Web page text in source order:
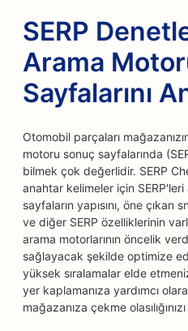
SERP
Arama
Sayfalarını
Otomobil parçaları
motoru sonuç sayfalarında
bilmek çok değerlidir. SERP
anahtar kelimeler için
sayfaların yapısını, öne
ve diğer SERP özelliklerinin
arama motorlarının öncelik
sağlayacak şekilde optimize
yüksek sıralamalar elde
yer kaplamanıza yardımcı
mağazanıza çekme olasılığınızı